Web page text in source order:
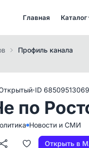
Главная Каталог
Профиль канала
·ID
по
Новости и СМИ
Открыть в